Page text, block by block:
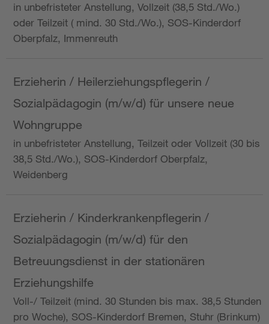
in unbefristeter Anstellung, Vollzeit (38,5 Std./Wo.)
oder Teilzeit ( mind. 30 Std./Wo.), SOS-Kinderdorf
Oberpfalz, Immenreuth
Erzieherin / Heilerziehungspflegerin /
Sozialpädagogin (m/w/d) für unsere neue
Wohngruppe
in unbefristeter Anstellung, Teilzeit oder Vollzeit (30 bis
38,5 Std./Wo.), SOS-Kinderdorf Oberpfalz,
Weidenberg
Erzieherin / Kinderkrankenpflegerin /
Sozialpädagogin (m/w/d) für den
Betreuungsdienst in der stationären
Erziehungshilfe
Voll-/ Teilzeit (mind. 30 Stunden bis max. 38,5 Stunden
pro Woche), SOS-Kinderdorf Bremen, Stuhr (Brinkum)